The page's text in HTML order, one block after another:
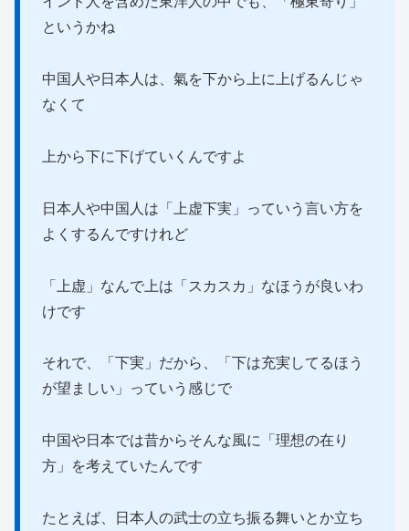
というかね
中国人や日本人は、氣を下から上に上げるんじゃ
なくて
上から下に下げていくんですよ
日本人や中国人は「上虚下実」っていう言い方を
よくするんですけれど
「上虚」なんで上は「スカスカ」なほうが良いわ
けです
それで、「下実」だから、「下は充実してるほう
が望ましい」っていう感じで
中国や日本では昔からそんな風に「理想の在り
方」を考えていたんです
たとえば、日本人の武士の立ち振る舞いとか立ち